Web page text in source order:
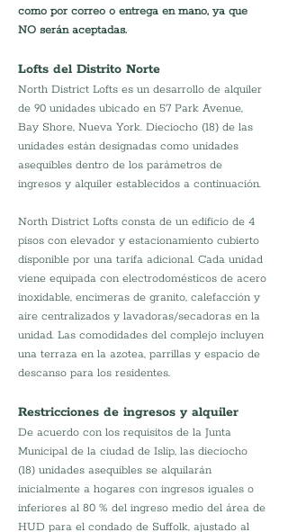
como por correo o entrega en mano, ya que
NO serán aceptadas.
Lofts del Distrito Norte
North District Lofts es un desarrollo de alquiler
de 90 unidades ubicado en 57 Park Avenue,
Bay Shore, Nueva York. Dieciocho (18) de las
unidades están designadas como unidades
asequibles dentro de los parámetros de
ingresos y alquiler establecidos a continuación.
North District Lofts consta de un edificio de 4
pisos con elevador y estacionamiento cubierto
disponible por una tarifa adicional. Cada unidad
viene equipada con electrodomésticos de acero
inoxidable, encimeras de granito, calefacción y
aire centralizados y lavadoras/secadoras en la
unidad. Las comodidades del complejo incluyen
una terraza en la azotea, parrillas y espacio de
descanso para los residentes.
Restricciones de ingresos y alquiler
De acuerdo con los requisitos de la Junta
Municipal de la ciudad de Islip, las dieciocho
(18) unidades asequibles se alquilarán
inicialmente a hogares con ingresos iguales o
inferiores al 80 % del ingreso medio del área de
HUD para el condado de Suffolk, ajustado al